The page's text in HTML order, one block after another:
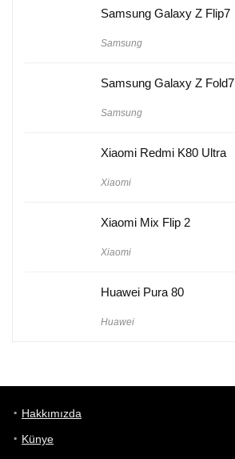
Samsung Galaxy Z Flip7
Samsung
Samsung Galaxy Z Fold7
Samsung
Xiaomi Redmi K80 Ultra
Xiaomi
Xiaomi Mix Flip 2
Xiaomi
Huawei Pura 80
Huawei
Hakkımızda
Künye